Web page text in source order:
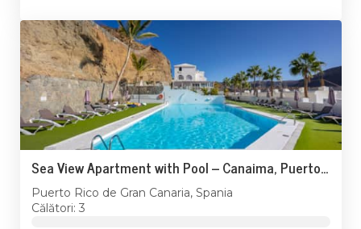
Sea View Apartment with Pool – Canaima, Puerto Rico
Puerto Rico de Gran Canaria, Spania
Călători: 3